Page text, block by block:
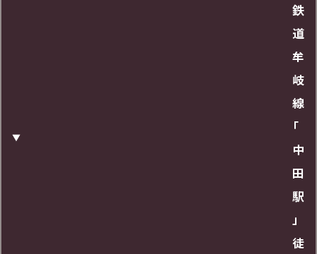
鉄
道
牟
岐
線
「
中
田
駅
」
徒